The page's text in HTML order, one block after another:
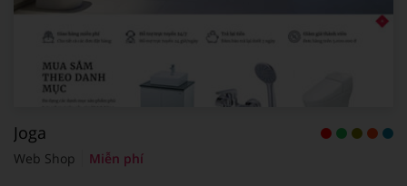
Joga
Web Shop Miễn phí